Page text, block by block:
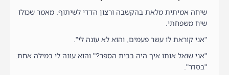
שיחה אמיתית מלאת בהקשבה ורצון הדדי לשיתוף. מאמר שכולו
שיח משפחתי.
"אני קוראת לו עשר פעמים, והוא לא עונה לי".
"אני שואל אותו איך היה בבית הספר?" והוא עונה לי במילה אחת:
"בסדר".